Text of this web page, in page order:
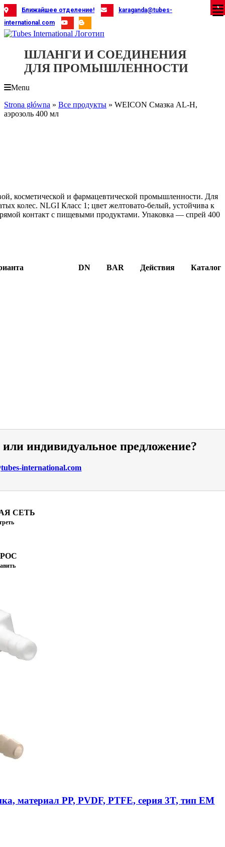
Skip
to
content
Ближайшее отделение!
karaganda@tubes-
international.com
ШЛАНГИ И СОЕДИНЕНИЯ
ДЛЯ ПРОМЫШЛЕННОСТИ
Menu
Strona główna » Все продукты » WEICON Смазка AL-H,
аэрозоль 400 мл
косметической и фармацевтической промышленности. Для
колес. NLGI Класс 1; цвет желтовато-белый, устойчива к
контакт с пищевыми продуктами. Упаковка — спрей 400
DN BAR Действия Каталог
индивидуальное предложение?
international.com
СЕТЬ
материал PP, PVDF, PTFE, серия 3T, тип EM
X
X
X
X
X
X
X
X
X
X
X
X
X
X
X
X
X
X
X